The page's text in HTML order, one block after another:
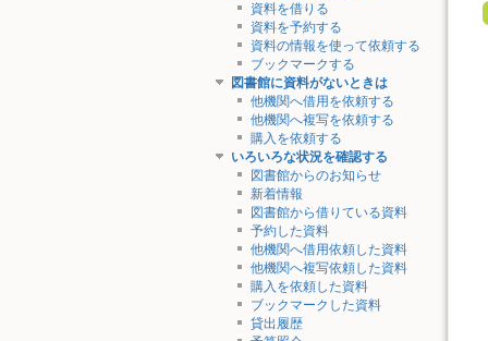
資料を借りる
資料を予約する
資料の情報を使って依頼する
ブックマークする
図書館に資料がないときは
他機関へ借用を依頼する
他機関へ複写を依頼する
購入を依頼する
いろいろな状況を確認する
図書館からのお知らせ
新着情報
図書館から借りている資料
予約した資料
他機関へ借用依頼した資料
他機関へ複写依頼した資料
購入を依頼した資料
ブックマークした資料
貸出履歴